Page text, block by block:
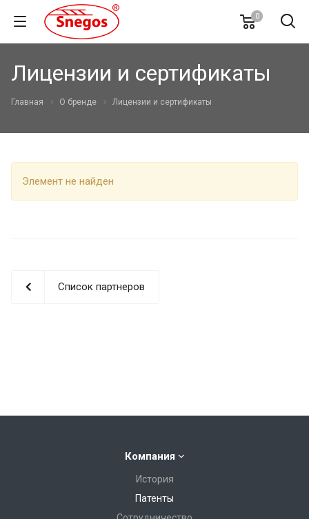
0
Лицензии и сертификаты
Главная О бренде Лицензии и сертификаты
Элемент не найден
Список партнеров
Компания
История
Патенты